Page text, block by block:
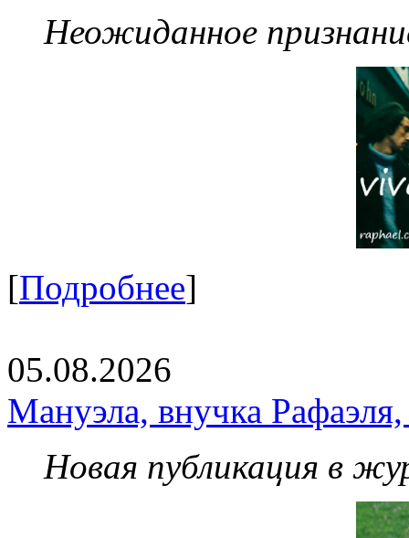
Неожиданное
[Подробнее]
05.08.2026
Мануэла, внучка
Новая публикация в